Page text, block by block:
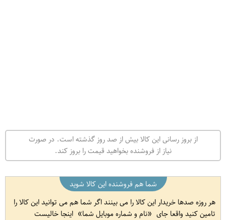
از بروز رسانی این کالا بیش از صد روز گذشته است. در صورت
نیاز از فروشنده بخواهید قیمت را بروز کند.
شما هم فروشنده این کالا شوید
هر روزه صدها خریدار این کالا را می بینند اگر شما هم می توانید این کالا را
تامین کنید واقعا جای
نام و شماره موبایل شما اینجا خالیست